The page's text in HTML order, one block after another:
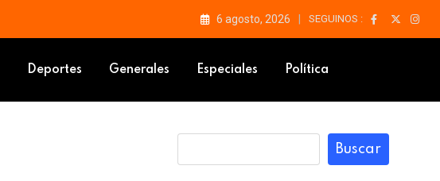
6 agosto, 2026 SEGUINOS :
Deportes Generales Especiales Política
Buscar